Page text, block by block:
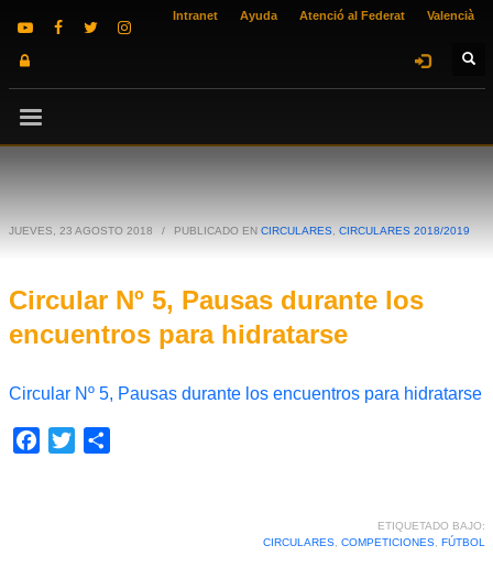
Intranet Ayuda Atenció al Federat Valencià
JUEVES, 23 AGOSTO 2018 / PUBLICADO EN CIRCULARES CIRCULARES 2018/2019
Circular Nº 5, Pausas durante los
encuentros para hidratarse
Circular Nº 5, Pausas durante los encuentros para hidratarse
Facebook
Twitter
ETIQUETADO BAJO:
CIRCULARES, COMPETICIONES, FÚTBOL